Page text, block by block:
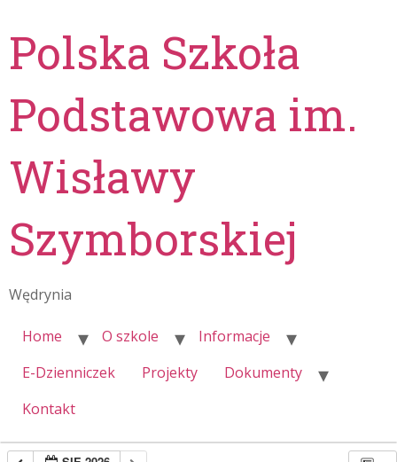
Polska Szkoła
Podstawowa im.
Wisławy
Szymborskiej
Wędrynia
Home O szkole
Informacje
E-Dzienniczek
Projekty
Dokumenty
Kontakt